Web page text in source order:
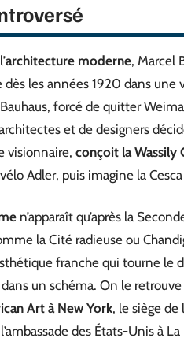
architecture moderne, Marcel
dès les années 1920 dans une
forcé de quitter
et de designers
visionnaire, conçoit la Wassily
Adler, puis imagine la
n’apparaît qu’après la
la Cité radieuse ou
franche qui tourne le
dans un schéma. On le
Art à New York, le siège de
des États-Unis à La